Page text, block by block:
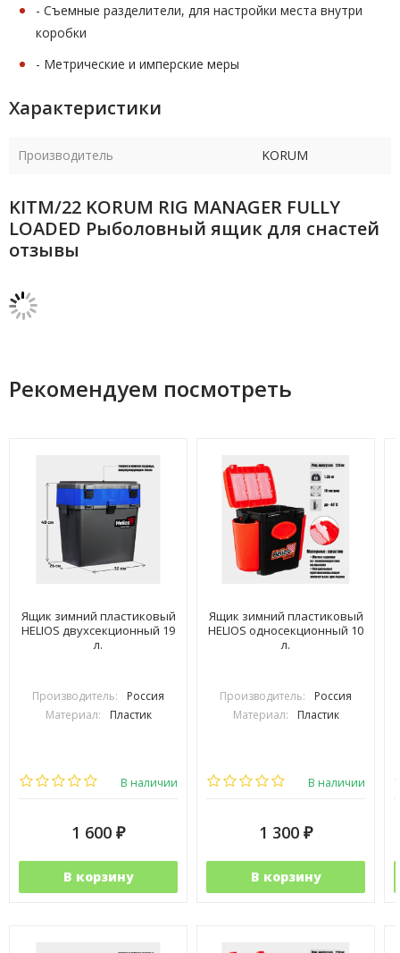
- Съемные разделители, для настройки места внутри
коробки
- Метрические и имперские меры
Характеристики
Производитель KORUM
KITM/22 KORUM RIG MANAGER FULLY
LOADED Рыболовный ящик для снастей
отзывы
Рекомендуем посмотреть
Ящик зимний пластиковый
HELIOS двухсекционный 19
л.
Производитель:
Россия
Материал:
Пластик
В наличии
1 600 ₽
В корзину
Ящик зимний пластиковый
HELIOS односекционный 10
л.
Производитель:
Россия
Материал:
Пластик
В наличии
1 300 ₽
В корзину